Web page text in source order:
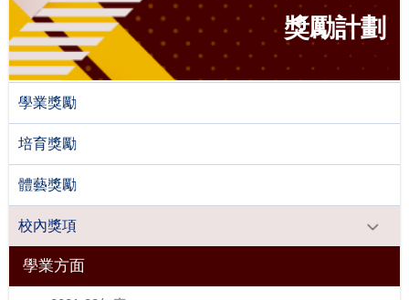
獎勵計劃
學業獎勵
培育獎勵
體藝獎勵
校內獎項
學業方面